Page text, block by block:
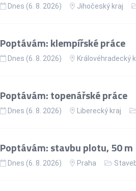
Dnes (6. 8. 2026) Jihočeský kraj
Poptávám: klempířské práce
Dnes (6. 8. 2026) Královéhradecký
Poptávám: topenářské práce
Dnes (6. 8. 2026) Liberecký kraj
Poptávám: stavbu plotu, 50 m
Dnes (6. 8. 2026) Praha